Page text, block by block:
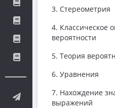
3. Стереометрия
4. Классическое
вероятности
5. Теория
6. Уравнения
7. Нахождение
выражений